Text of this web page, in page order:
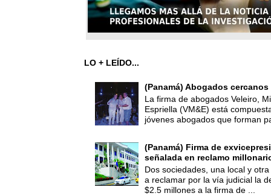
LO + LEÍDO...
(Panamá) Abogados
La firma de abogados Veleiro,
Espriella (VM&E) está
jóvenes abogados que forman
(Panamá) Firma de
señalada en reclamo
Dos sociedades, una local y
a reclamar por la vía judicial la
$2.5 millones a la firma de ...